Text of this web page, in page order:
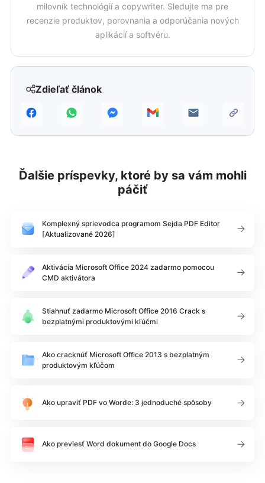
Zdieľať článok
milovník technológií a copywriter. Sledujte ma pre
recenzie produktov, porovnania a odporúčania nových
aplikácií a softvéru.
Ďalšie príspevky, ktoré by sa vám mohli
páčiť
Komplexný sprievodca programom Sejda PDF Editor
[Aktualizované 2026]
Aktivácia Microsoft Office 2024 zadarmo pomocou
CMD aktivátora
Stiahnuť zadarmo Microsoft Office 2016 Crack s
bezplatnými produktovými kľúčmi
Ako cracknúť Microsoft Office 2013 s bezplatným
produktovým kľúčom
Ako upraviť PDF vo Worde: 3 jednoduché spôsoby
Ako previesť Word dokument do Google Docs